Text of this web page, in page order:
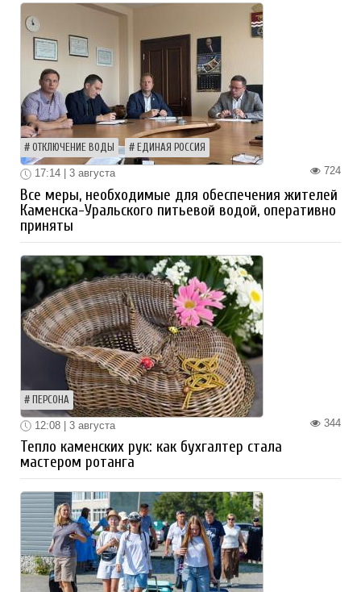
ОТКЛЮЧЕНИЕ ВОДЫ ЕДИНАЯ РОССИЯ
724
17:14 | 3 августа
Все меры, необходимые для обеспечения жителей
Каменска-Уральского питьевой водой, оперативно
приняты
ПЕРСОНА
344
12:08 | 3 августа
Тепло каменских рук: как бухгалтер стала
мастером ротанга